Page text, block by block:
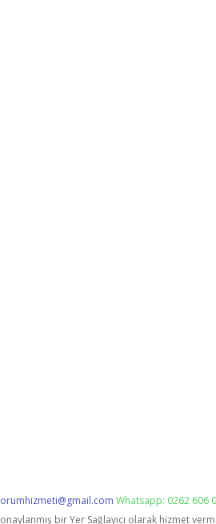
Whatsapp: 0262 606
bir Yer Sağlayıcı olarak hizmet